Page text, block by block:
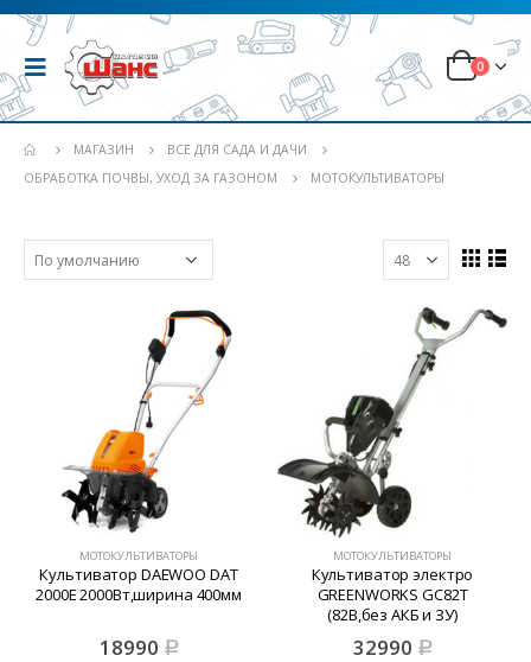
0
МАГАЗИН
ВСЕ ДЛЯ САДА И ДАЧИ
ОБРАБОТКА ПОЧВЫ, УХОД ЗА ГАЗОНОМ
МОТОКУЛЬТИВАТОРЫ
МОТОКУЛЬТИВАТОРЫ
Культиватор DAEWOO DAT
2000E 2000Вт,ширина 400мм
18990 Р
МОТОКУЛЬТИВАТОРЫ
Культиватор электро
GREENWORKS GC82T
(82В,без АКБ и ЗУ)
32990 Р